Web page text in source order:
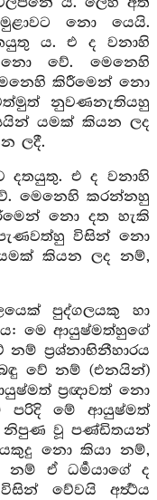
නො යෙයි.
ය. එ ද වනාහි
නො වේ. මෙනෙහි
කිරීමෙන් නො
නුවණනැතියහු
යමක් කියන ලද
ලදී.
දතයුතු. එ ද වනාහි
මෙනෙහි කරන්නහු
නො දත හැකි
විසින් නො
කියන ලද නම්,
පුද්ගලයකු හා
මෙ ආයුෂ්මත්හුගේ
නම් ප්‍රශ්නාභිනීහාරය
වේ නම් (එනයින්)
ප්‍රඥාවත් නො
පරිදි මේ ආයුෂ්මත්
නිපුණ වූ පණ්ඩිතයන්
නො කියා නම්,
ඒ ධර්‍මයාගේ ද
වේවයි අර්‍ත්‍ථය